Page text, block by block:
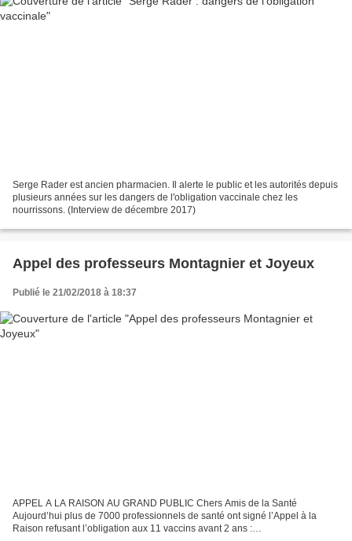
Serge Rader est ancien pharmacien. Il alerte le public et les autorités depuis
plusieurs années sur les dangers de l'obligation vaccinale chez les
nourrissons. (Interview de décembre 2017)
Appel des professeurs Montagnier et Joyeux
Publié le 21/02/2018 à 18:37
APPEL A LA RAISON AU GRAND PUBLIC Chers Amis de la Santé
Aujourd’hui plus de 7000 professionnels de santé ont signé l’Appel à la
Raison refusant l’obligation aux 11 vaccins avant 2 ans :